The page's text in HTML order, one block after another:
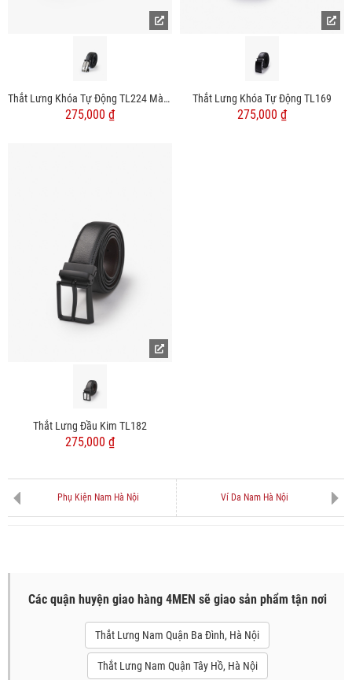
Thắt Lưng Khóa Tự Động TL224 Màu Đen
275,000 ₫
Thắt Lưng Khóa Tự Động TL169
275,000 ₫
Thắt Lưng Đầu Kim TL182
275,000 ₫
Phụ Kiện Nam Hà Nội Ví Da Nam Hà Nội
Các quận huyện giao hàng 4MEN sẽ giao sản phẩm tận nơi
Thắt Lưng Nam Quận Ba Đình, Hà Nội
Thắt Lưng Nam Quận Tây Hồ, Hà Nội